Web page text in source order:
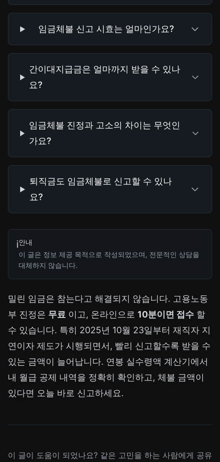
임금체불 신고 시효는 얼마인가요?
간이대지급금은 얼마까지 받을 수 있나
요?
임금체불 진정과 고소의 차이는 무엇인
가요?
퇴직금도 임금체불로 신고할 수 있나
요?
ℹ️안내
이 글은 정보 제공 목적으로 작성되었으며, 전문적인 상담을
대체하지 않습니다.
밀린 임금은 참는다고 해결되지 않습니다. 고용노동
부 진정은 무료 이고, 온라인으로 10분이면 접수 할
수 있습니다. 특히 2025년 10월 23일부터 재직자 지
연이자 제도가 시행되면서, 빨리 신고할수록 받을 수
있는 금액이 늘어납니다. 연봉 실수령액 계산기에서
내 월급 공제 내역을 정확히 확인하고, 체불 금액이
있다면 오늘 바로 신고하세요.
이 글이 도움이 되었나요? 같은 고민을 하는 사람에게 공유